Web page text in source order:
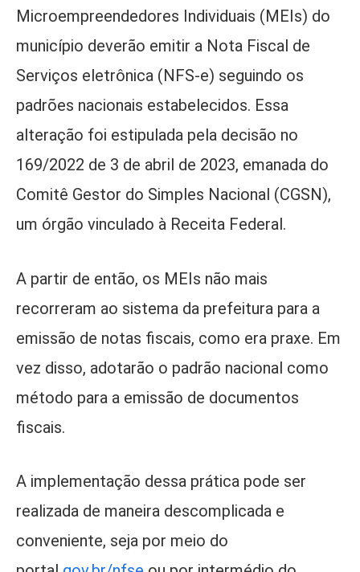
Microempreendedores Individuais (MEIs) do
município deverão emitir a Nota Fiscal de
Serviços eletrônica (NFS-e) seguindo os
padrões nacionais estabelecidos. Essa
alteração foi estipulada pela decisão no
169/2022 de 3 de abril de 2023, emanada do
Comitê Gestor do Simples Nacional (CGSN),
um órgão vinculado à Receita Federal.
A partir de então, os MEIs não mais
recorreram ao sistema da prefeitura para a
emissão de notas fiscais, como era praxe. Em
vez disso, adotarão o padrão nacional como
método para a emissão de documentos
fiscais.
A implementação dessa prática pode ser
realizada de maneira descomplicada e
conveniente, seja por meio do